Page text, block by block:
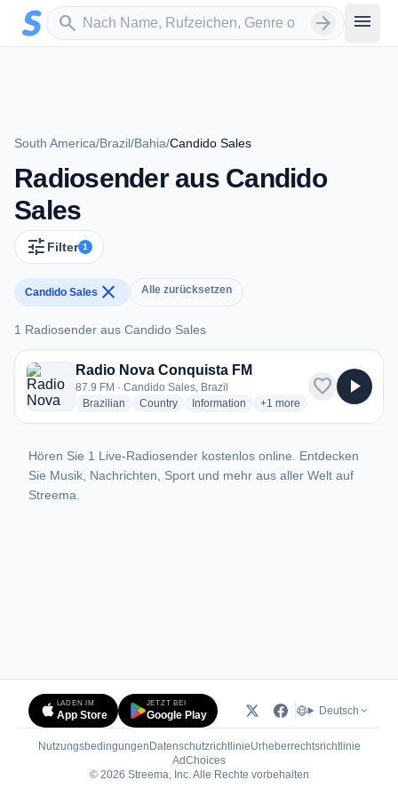
Zum Hauptinhalt springen
search
Sender suchen arrow_forward menu
South America/Brazil/Bahia/Candido Sales
Radiosender aus Candido
Sales
tune Filter 1
Candido Sales close Alle zurücksetzen
1 Radiosender aus Candido Sales
1 Radiosender aus Candido Sales
Radio Nova Conquista FM
87.9 FM · Candido Sales, Brazil
Brazilian radio stations
Countryradio stations
Information radio stations
+1 more genres for Radio
more
favorite play_arrow
Hören Sie 1 Live-Radiosender kostenlos online. Entdecken
Sie Musik, Nachrichten, Sport und mehr aus aller Welt auf
Streema.
LADEN IM
App Store
JETZT BEI
Google Play Deutsch
Nutzungsbedingungen DatenschutzrichtlinieUrheberrechtsrichtlinie
AdChoices(öffnet in neuem Tab)
© 2026 Streema, Inc. Alle Rechte vorbehalten